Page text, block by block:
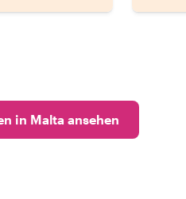
in Malta ansehen